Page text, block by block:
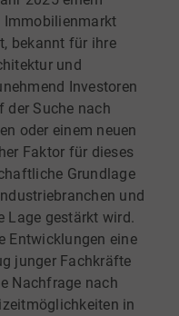
Immobilienmarkt
bekannt für ihre
und
Investoren
der Suche nach
oder einem neuen
Faktor für dieses
Grundlage
und
Lage gestärkt wird.
Entwicklungen eine
junger Fachkräfte
Nachfrage nach
in